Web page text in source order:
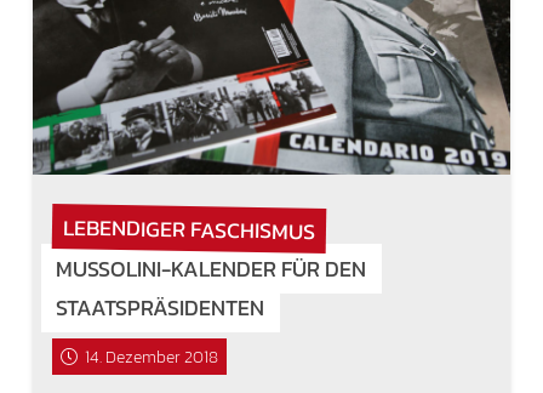
LEBENDIGER FASCHISMUS
MUSSOLINI-KALENDER FÜR DEN
STAATSPRÄSIDENTEN
14. Dezember 2018